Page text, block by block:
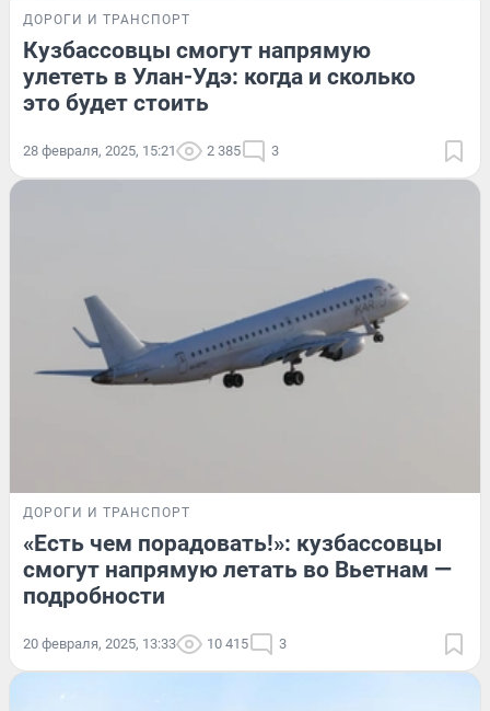
ДОРОГИ И ТРАНСПОРТ
Кузбассовцы смогут напрямую
улететь в Улан-Удэ: когда и сколько
это будет стоить
28 февраля, 2025, 15:21 2 385 3
ДОРОГИ И ТРАНСПОРТ
«Есть чем порадовать!»: кузбассовцы
смогут напрямую летать во Вьетнам —
подробности
20 февраля, 2025, 13:33 10 415 3